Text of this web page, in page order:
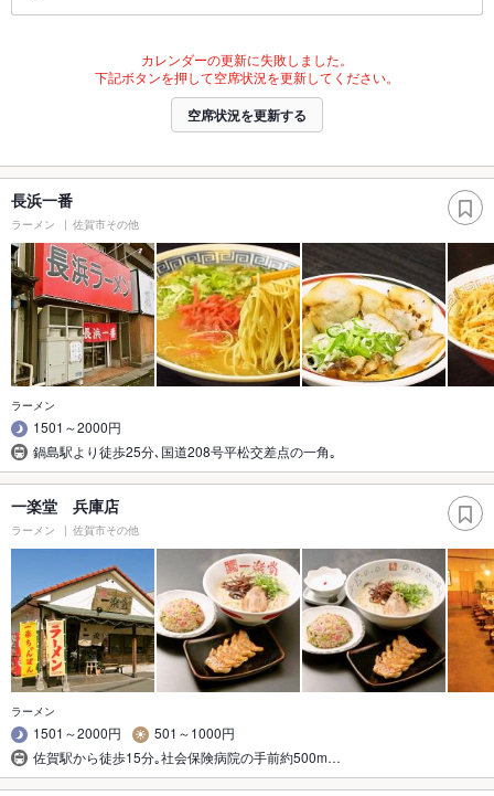
カレンダーの更新に失敗しました。
下記ボタンを押して空席状況を更新してください。
空席状況を更新する
長浜一番
ラーメン 佐賀市その他
ラーメン
1501～2000円
鍋島駅より徒歩25分､国道208号平松交差点の一角｡
一楽堂 兵庫店
ラーメン 佐賀市その他
ラーメン
1501～2000円
501～1000円
佐賀駅から徒歩15分｡社会保険病院の手前約500m…